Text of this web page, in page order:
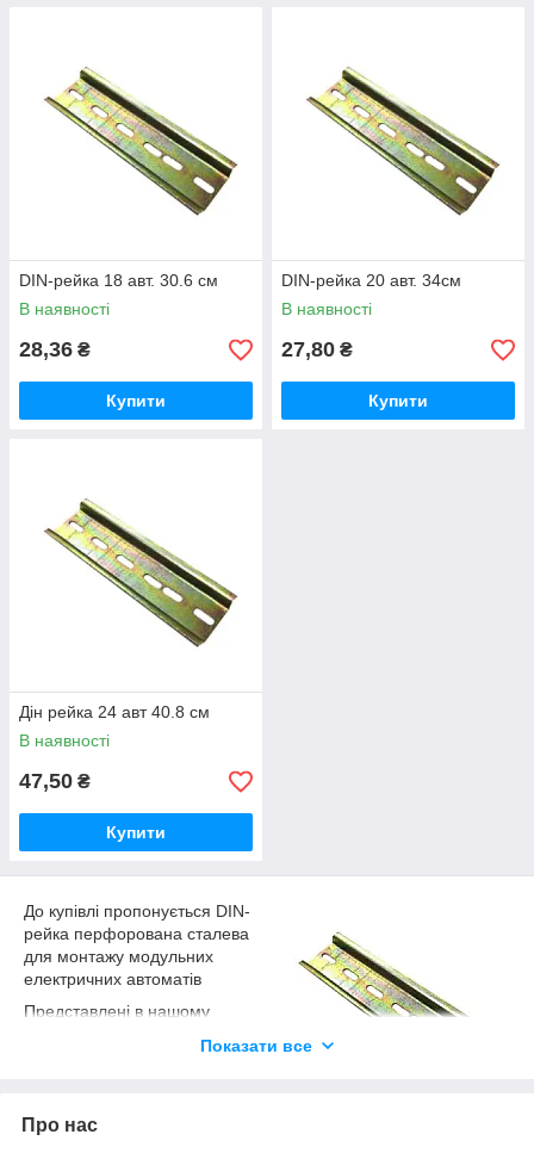
DIN-рейка 18 авт. 30.6 см
В наявності
28,36 ₴
Купити
DIN-рейка 20 авт. 34см
В наявності
27,80 ₴
Купити
Дін рейка 24 авт 40.8 см
В наявності
47,50 ₴
Купити
До купівлі пропонується DIN-
рейка перфорована сталева
для монтажу модульних
електричних автоматів
Представлені в нашому
профілі Ω-подібної форми,
встановлених у розподільчих щитках:
Показати все
Про нас